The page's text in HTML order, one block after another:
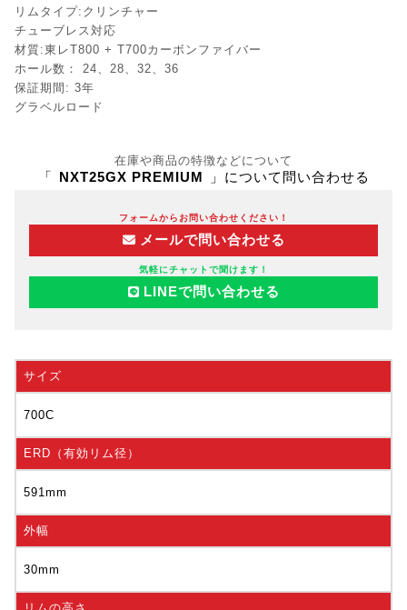
リムタイプ:クリンチャー
チューブレス対応
材質:東レT800 + T700カーボンファイバー
ホール数： 24、28、32、36
保証期間: 3年
グラベルロード
在庫や商品の特徴などについて
「 NXT25GX PREMIUM 」について問い合わせる
フォームからお問い合わせください！
メールで問い合わせる
気軽にチャットで聞けます！
LINEで問い合わせる
サイズ
700C
ERD（有効リム径）
591mm
外幅
30mm